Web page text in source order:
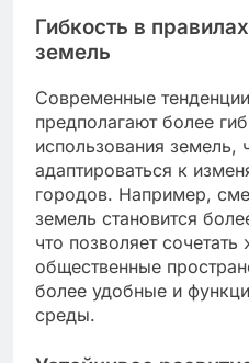
Гибкость в
земель
Современные
предполагают более
использования земель,
адаптироваться к
городов. Например,
земель становится
что позволяет
общественные
более удобные и
среды.